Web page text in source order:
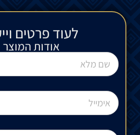
לעוד פרטים
אודות המוצר